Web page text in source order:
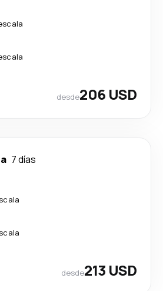
desde206 USD
7 días
desde213 USD